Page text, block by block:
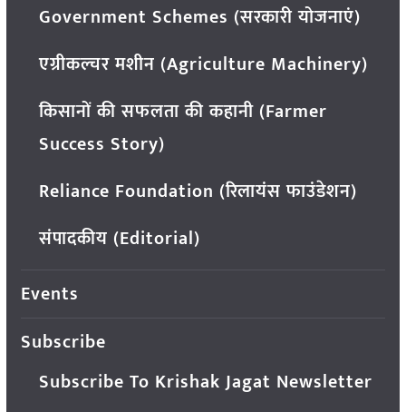
Government Schemes (सरकारी योजनाएं)
एग्रीकल्चर मशीन (Agriculture Machinery)
किसानों की सफलता की कहानी (Farmer
Success Story)
Reliance Foundation (रिलायंस फाउंडेशन)
संपादकीय (Editorial)
Events
Subscribe
Subscribe To Krishak Jagat Newsletter